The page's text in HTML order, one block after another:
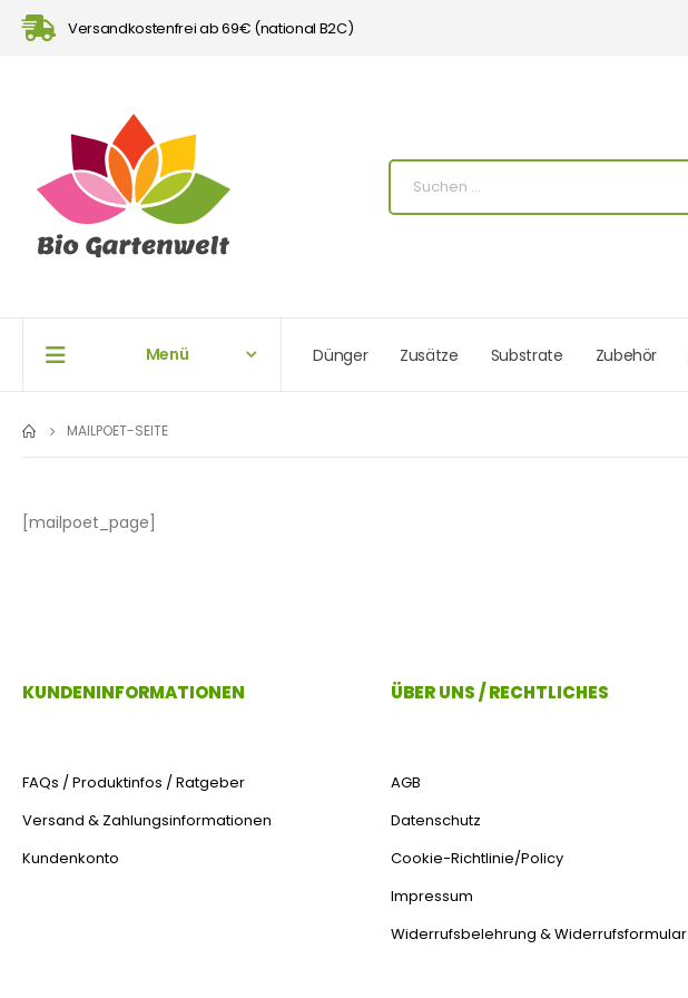
Versandkostenfrei ab 69€ (national B2C)
Menü Dünger Zusätze Substrate Zubehör
MAILPOET-SEITE
[mailpoet_page]
KUNDENINFORMATIONEN
FAQs / Produktinfos / Ratgeber
Versand & Zahlungsinformationen
Kundenkonto
ÜBER UNS / RECHTLICHES
AGB
Datenschutz
Cookie-Richtlinie/Policy
Impressum
Widerrufsbelehrung & Widerrufsformular